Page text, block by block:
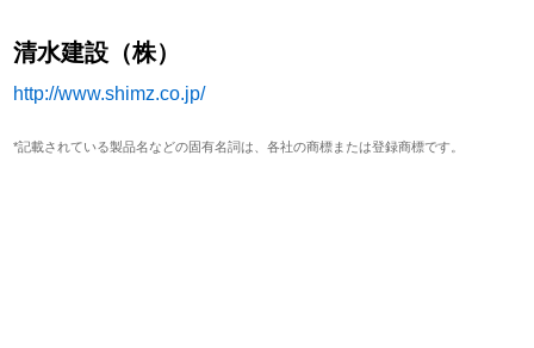
清水建設（株）
http://www.shimz.co.jp/
*記載されている製品名などの固有名詞は、各社の商標または登録商標です。